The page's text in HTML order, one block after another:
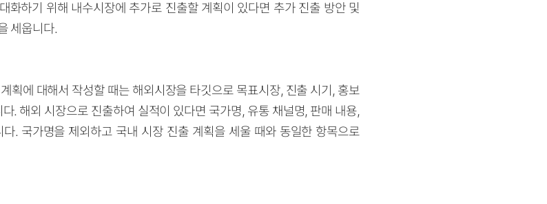
화하기 위해 내수시장에 추가로 진출할 계획이 있다면 추가 진출 방안 및
세웁니다.
획에 대해서 작성할 때는 해외시장을 타깃으로 목표시장, 진출 시기, 홍보
. 해외 시장으로 진출하여 실적이 있다면 국가명, 유통 채널명, 판매 내용,
. 국가명을 제외하고 국내 시장 진출 계획을 세울 때와 동일한 항목으로